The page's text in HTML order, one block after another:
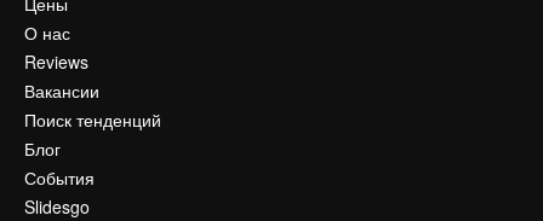
О нас
Reviews
Вакансии
Поиск тенденций
Блог
События
Slidesgo